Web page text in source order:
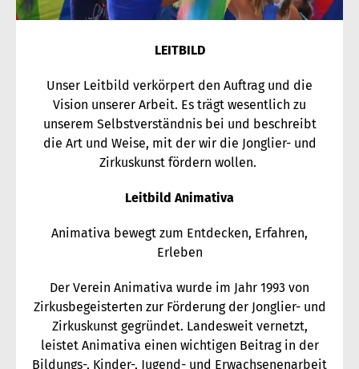
LEITBILD
Unser Leitbild verkörpert den Auftrag und die
Vision unserer Arbeit. Es trägt wesentlich zu
unserem Selbstverständnis bei und beschreibt
die Art und Weise, mit der wir die Jonglier- und
Zirkuskunst fördern wollen.
Leitbild Animativa
Animativa bewegt zum Entdecken, Erfahren,
Erleben
Der Verein Animativa wurde im Jahr 1993 von
Zirkusbegeisterten zur Förderung der Jonglier- und
Zirkuskunst gegründet. Landesweit vernetzt,
leistet Animativa einen wichtigen Beitrag in der
Bildungs-, Kinder-, Jugend- und Erwachsenenarbeit